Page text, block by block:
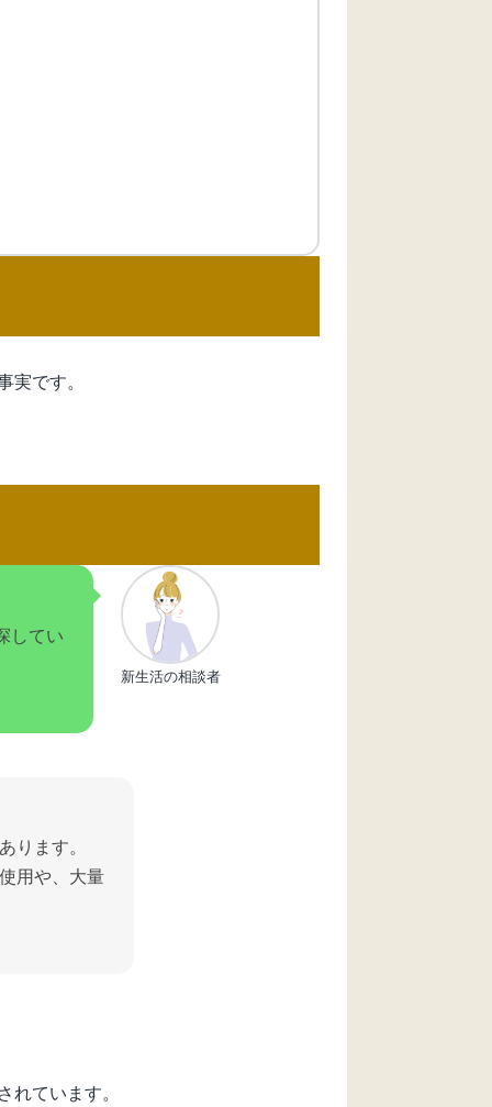
です。
してい
新生活の相談者
ます。
用や、大量
ています。